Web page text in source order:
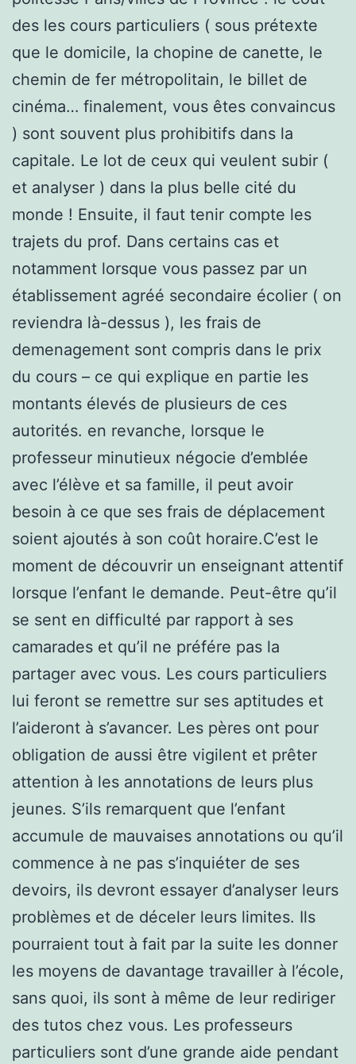
des les cours particuliers ( sous prétexte
que le domicile, la chopine de canette, le
chemin de fer métropolitain, le billet de
cinéma… finalement, vous êtes convaincus
) sont souvent plus prohibitifs dans la
capitale. Le lot de ceux qui veulent subir (
et analyser ) dans la plus belle cité du
monde ! Ensuite, il faut tenir compte les
trajets du prof. Dans certains cas et
notamment lorsque vous passez par un
établissement agréé secondaire écolier ( on
reviendra là-dessus ), les frais de
demenagement sont compris dans le prix
du cours – ce qui explique en partie les
montants élevés de plusieurs de ces
autorités. en revanche, lorsque le
professeur minutieux négocie d’emblée
avec l’élève et sa famille, il peut avoir
besoin à ce que ses frais de déplacement
soient ajoutés à son coût horaire.C’est le
moment de découvrir un enseignant attentif
lorsque l’enfant le demande. Peut-être qu’il
se sent en difficulté par rapport à ses
camarades et qu’il ne préfére pas la
partager avec vous. Les cours particuliers
lui feront se remettre sur ses aptitudes et
l’aideront à s’avancer. Les pères ont pour
obligation de aussi être vigilent et prêter
attention à les annotations de leurs plus
jeunes. S’ils remarquent que l’enfant
accumule de mauvaises annotations ou qu’il
commence à ne pas s’inquiéter de ses
devoirs, ils devront essayer d’analyser leurs
problèmes et de déceler leurs limites. Ils
pourraient tout à fait par la suite les donner
les moyens de davantage travailler à l’école,
sans quoi, ils sont à même de leur rediriger
des tutos chez vous. Les professeurs
particuliers sont d’une grande aide pendant